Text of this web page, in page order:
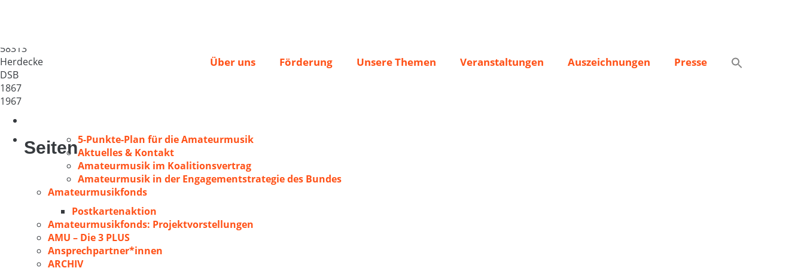
Über uns Förderung Unsere Themen Veranstaltungen Auszeichnungen Presse
58313
Herdecke
DSB
1867
1967
Seiten5-Punkte-Plan für die Amateurmusik
Aktuelles & Kontakt
Amateurmusik im Koalitionsvertrag
Amateurmusik in der Engagementstrategie des Bundes
Amateurmusikfonds
Postkartenaktion
Amateurmusikfonds: Projektvorstellungen
AMU – Die 3 PLUS
Ansprechpartner*innen
ARCHIV